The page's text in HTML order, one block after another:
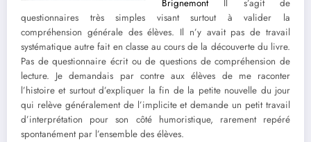
BrignemontIl s’agit de
questionnaires très simples visant surtout à valider la
compréhension générale des élèves. Il n’y avait pas de travail
systématique autre fait en classe au cours de la découverte du livre.
Pas de questionnaire écrit ou de questions de compréhension de
lecture. Je demandais par contre aux élèves de me raconter
l’histoire et surtout d’expliquer la fin de la petite nouvelle du jour
qui relève généralement de l’implicite et demande un petit travail
d’interprétation pour son côté humoristique, rarement repéré
spontanément par l’ensemble des élèves.